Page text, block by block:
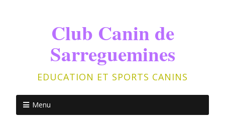
Club Canin de
Sarreguemines
EDUCATION ET SPORTS CANINS
Menu